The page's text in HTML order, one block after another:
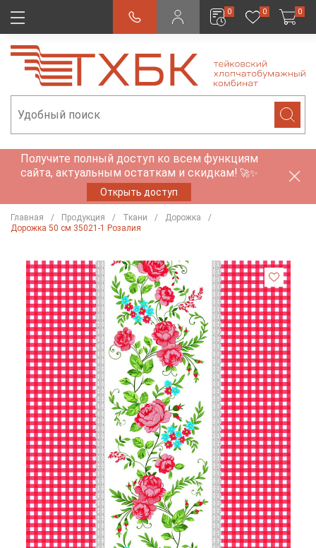
0 0 0
Получите полный доступ ко всем функциям
сайта, актуальным остаткам и скидкам! 🚀✨
Открыть доступ
Главная Продукция Ткани
Дорожка
Дорожка 50 см 35021-1 Розалия